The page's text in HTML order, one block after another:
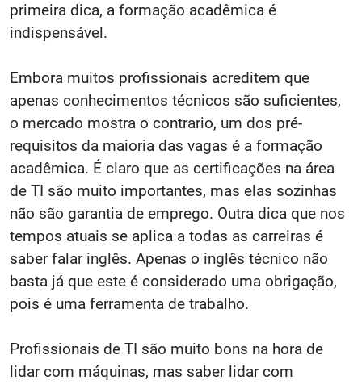
primeira dica, a formação acadêmica é
indispensável.
Embora muitos profissionais acreditem que
apenas conhecimentos técnicos são suficientes,
o mercado mostra o contrario, um dos pré-
requisitos da maioria das vagas é a formação
acadêmica. É claro que as certificações na área
de TI são muito importantes, mas elas sozinhas
não são garantia de emprego. Outra dica que nos
tempos atuais se aplica a todas as carreiras é
saber falar inglês. Apenas o inglês técnico não
basta já que este é considerado uma obrigação,
pois é uma ferramenta de trabalho.
Profissionais de TI são muito bons na hora de
lidar com máquinas, mas saber lidar com